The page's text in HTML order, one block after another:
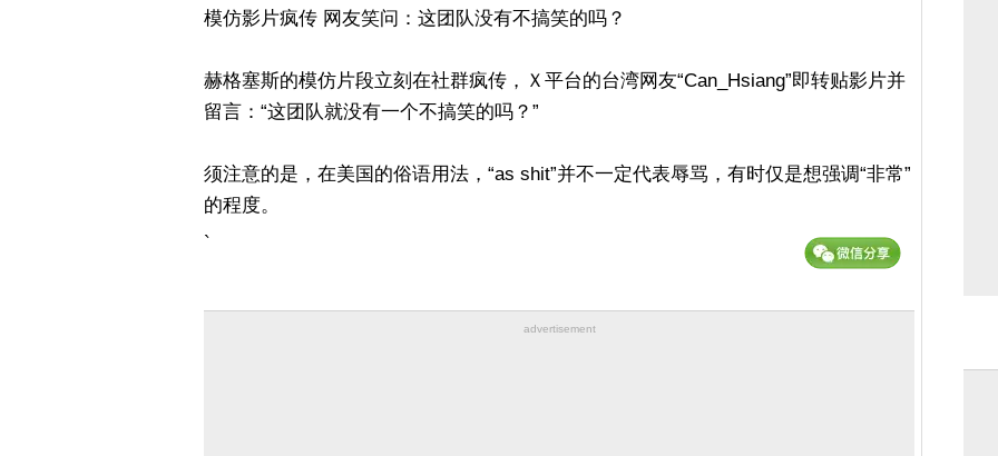
模仿影片疯传 网友笑问：这团队没有不搞笑的吗？
赫格塞斯的模仿片段立刻在社群疯传，Ｘ平台的台湾网友“Can_Hsiang”即转贴影片并
留言：“这团队就没有一个不搞笑的吗？”
须注意的是，在美国的俗语用法，“as shit”并不一定代表辱骂，有时仅是想强调“非常”
的程度。
`
advertisement